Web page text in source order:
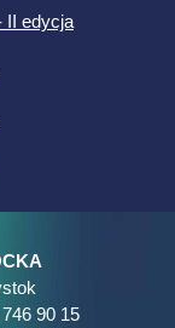
II edycja
90 15